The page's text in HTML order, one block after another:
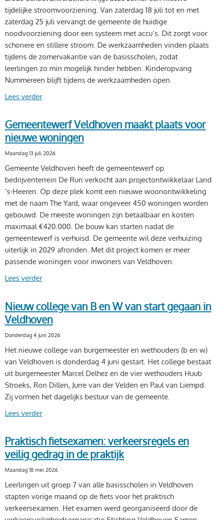
tijdelijke stroomvoorziening. Van zaterdag 18 juli tot en met
zaterdag 25 juli vervangt de gemeente de huidige
noodvoorziening door een systeem met accu’s. Dit zorgt voor
schonere en stillere stroom. De werkzaamheden vinden plaats
tijdens de zomervakantie van de basisscholen, zodat
leerlingen zo min mogelijk hinder hebben. Kinderopvang
Nummereen blijft tijdens de werkzaamheden open.
Lees verder
Gemeentewerf Veldhoven maakt plaats voor
nieuwe woningen
Maandag 13 juli 2026
Gemeente Veldhoven heeft de gemeentewerf op
bedrijventerrein De Run verkocht aan projectontwikkelaar Land
‘s-Heeren. Op deze plek komt een nieuwe woonontwikkeling
met de naam The Yard, waar ongeveer 450 woningen worden
gebouwd. De meeste woningen zijn betaalbaar en kosten
maximaal €420.000. De bouw kan starten nadat de
gemeentewerf is verhuisd. De gemeente wil deze verhuizing
uiterlijk in 2029 afronden. Met dit project komen er meer
passende woningen voor inwoners van Veldhoven.
Lees verder
Nieuw college van B en W van start gegaan in
Veldhoven
Donderdag 4 juni 2026
Het nieuwe college van burgemeester en wethouders (b en w)
van Veldhoven is donderdag 4 juni gestart. Het college bestaat
uit burgemeester Marcel Delhez en de vier wethouders Huub
Stroeks, Ron Dillen, Jurre van der Velden en Paul van Liempd.
Zij vormen het dagelijks bestuur van de gemeente.
Lees verder
Praktisch fietsexamen: verkeersregels en
veilig gedrag in de praktijk
Maandag 18 mei 2026
Leerlingen uit groep 7 van alle basisscholen in Veldhoven
stapten vorige maand op de fiets voor het praktisch
verkeersexamen. Het examen werd georganiseerd door de